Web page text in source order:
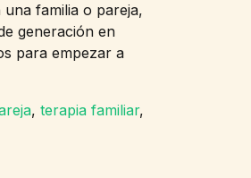
familia o pareja,
generación en
para empezar a
,terapia familiar,